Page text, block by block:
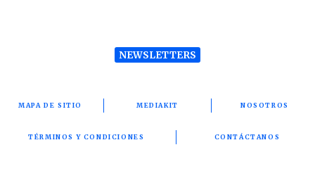
NEWSLETTERS
MAPA DE SITIO MEDIAKIT NOSOTROS
TÉRMINOS Y CONDICIONES CONTÁCTANOS